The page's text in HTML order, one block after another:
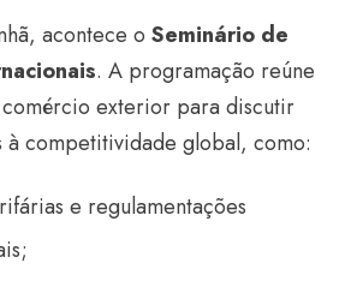
acontece o Seminário de
. A programação reúne
exterior para discutir
à competitividade global, como:
e regulamentações